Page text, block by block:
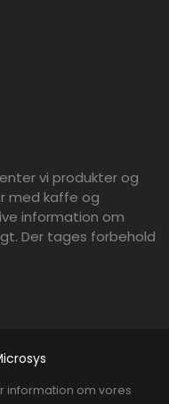
vi produkter og
med kaffe og
information om
Der tages forbehold
information om vores